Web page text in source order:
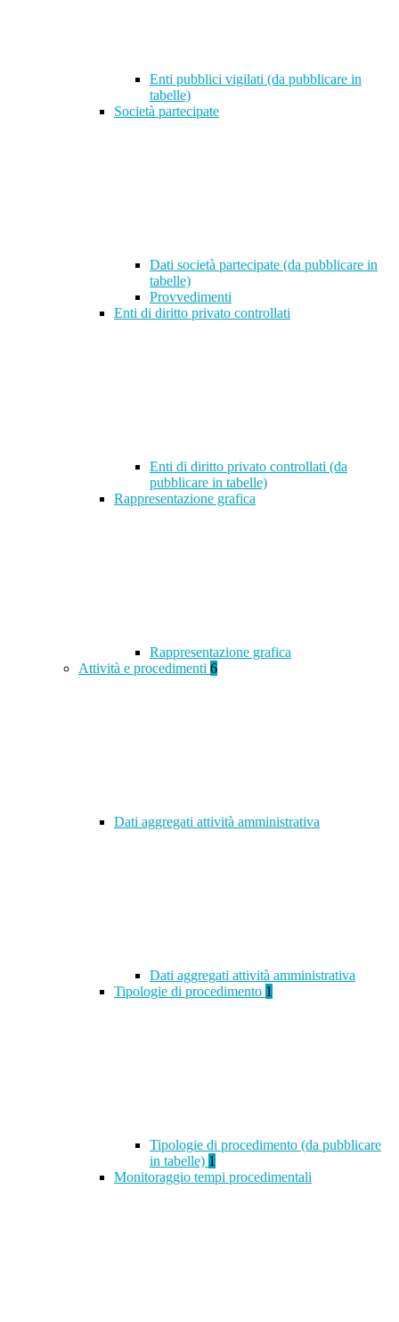
Enti pubblici vigilati (da pubblicare in
tabelle)
Società partecipate
Dati società partecipate (da pubblicare in
tabelle)
Provvedimenti
Enti di diritto privato controllati
Enti di diritto privato controllati (da
pubblicare in tabelle)
Rappresentazione grafica
Rappresentazione grafica
Attività e procedimenti 6
Dati aggregati attività amministrativa
Dati aggregati attività amministrativa
Tipologie di procedimento 1
Tipologie di procedimento (da pubblicare
in tabelle) 1
Monitoraggio tempi procedimentali